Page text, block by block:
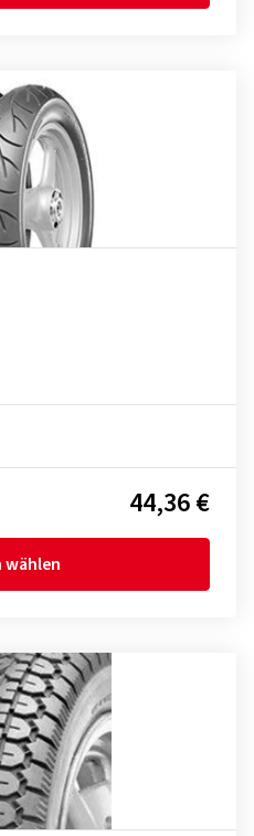
44,36 €
wählen